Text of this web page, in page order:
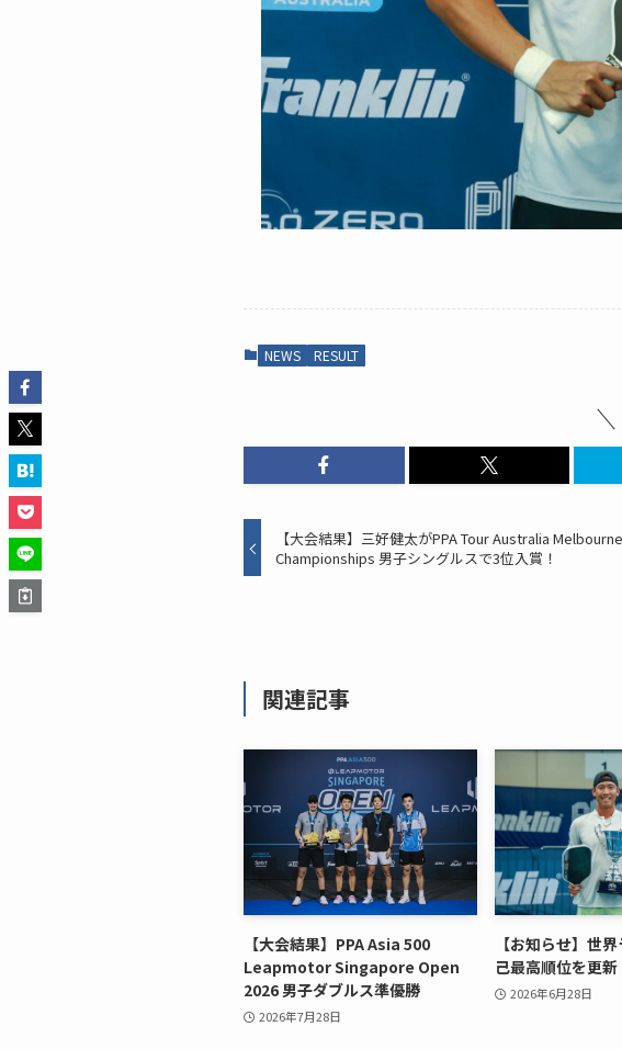
NEWS RESULT
【大会結果】三好健太がPPA Tour Australia Melbourne
Championships 男子シングルスで3位入賞！
関連記事
【大会結果】PPA Asia 500
Leapmotor Singapore Open
2026 男子ダブルス準優勝
2026年7月28日
【お知らせ】世
己最高順位を更新
2026年6月28日